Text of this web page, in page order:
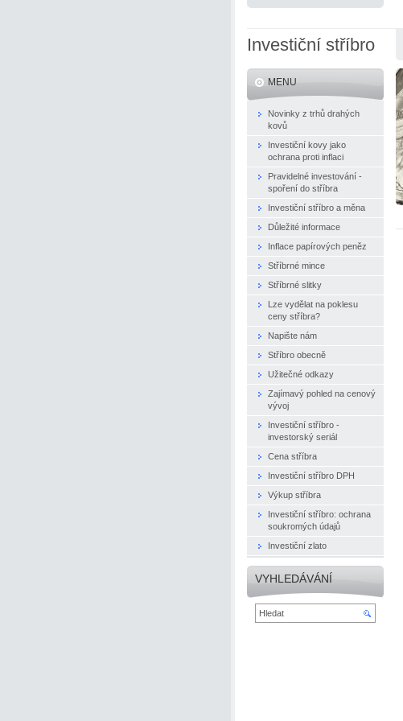
Investiční stříbro
MENU
Novinky z trhů drahých
kovů
Investiční kovy jako
ochrana proti inflaci
Pravidelné investování -
spoření do stříbra
Investiční stříbro a měna
Důležité informace
Inflace papírových peněz
Stříbrné mince
Stříbrné slitky
Lze vydělat na poklesu
ceny stříbra?
Napište nám
Stříbro obecně
Užitečné odkazy
Zajímavý pohled na cenový
vývoj
Investiční stříbro -
investorský seriál
Cena stříbra
Investiční stříbro DPH
Výkup stříbra
Investiční stříbro: ochrana
soukromých údajů
Investiční zlato
VYHLEDÁVÁNÍ